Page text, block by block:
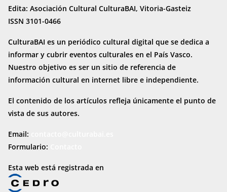
Edita: Asociación Cultural CulturaBAI, Vitoria-Gasteiz
ISSN 3101-0466
CulturaBAI es un periódico cultural digital que se dedica a
informar y cubrir eventos culturales en el País Vasco.
Nuestro objetivo es ser un sitio de referencia de
información cultural en internet libre e independiente.
El contenido de los artículos refleja únicamente el punto de
vista de sus autores.
Email:
Formulario:
Esta web está registrada en